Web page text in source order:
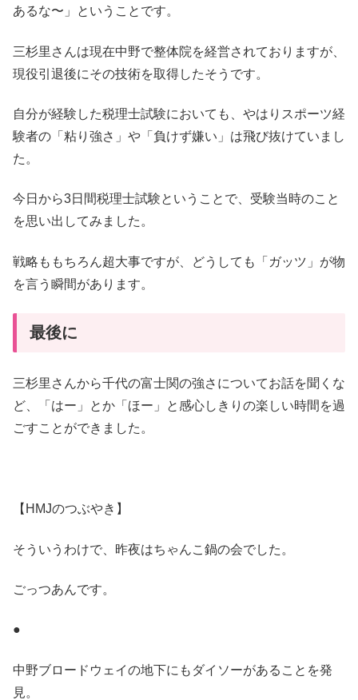
あるな〜」ということです。
三杉里さんは現在中野で整体院を経営されておりますが、
現役引退後にその技術を取得したそうです。
自分が経験した税理士試験においても、やはりスポーツ経
験者の「粘り強さ」や「負けず嫌い」は飛び抜けていまし
た。
今日から3日間税理士試験ということで、受験当時のこと
を思い出してみました。
戦略ももちろん超大事ですが、どうしても「ガッツ」が物
を言う瞬間があります。
最後に
三杉里さんから千代の富士関の強さについてお話を聞くな
ど、「はー」とか「ほー」と感心しきりの楽しい時間を過
ごすことができました。
【HMJのつぶやき】
そういうわけで、昨夜はちゃんこ鍋の会でした。
ごっつあんです。
●
中野ブロードウェイの地下にもダイソーがあることを発
見。